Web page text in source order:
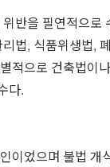
반을 필연적으로
법, 식품위생법,
적으로 건축법이
다.
이었으며 불법 개